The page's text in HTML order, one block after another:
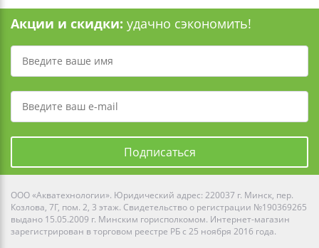
Акции и скидки: удачно сэкономить!
Подписаться
ООО «Акватехнологии». Юридический адрес: 220037 г. Минск, пер.
Козлова, 7Г, пом. 2, 3 этаж. Свидетельство о регистрации №190369265
выдано 15.05.2009 г. Минским горисполкомом. Интернет-магазин
зарегистрирован в торговом реестре РБ с 25 ноября 2016 года.